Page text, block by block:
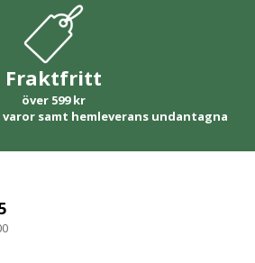
Fraktfritt
över 599 kr
samt hemleverans undantagna